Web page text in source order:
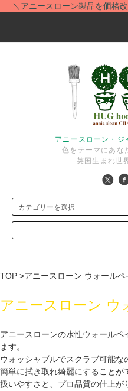
ニースローン製品を価格改定い
アニースローン・
色をテーマにあな
英国生まれ世
TOP >アニースローン ウォールペ
アニースローン ウ
アニースローンの水性ウォールペ
ます。
ウォッシャブルでスクラブ可能
簡単に拭き取れ綺麗にすることが
扱いやすさと、プロ品質の仕上が